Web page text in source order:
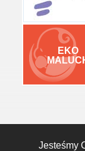
EKO
Jesteśmy